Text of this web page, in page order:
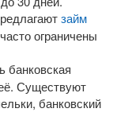
займ
ограничены
банковская
Существуют
банковский